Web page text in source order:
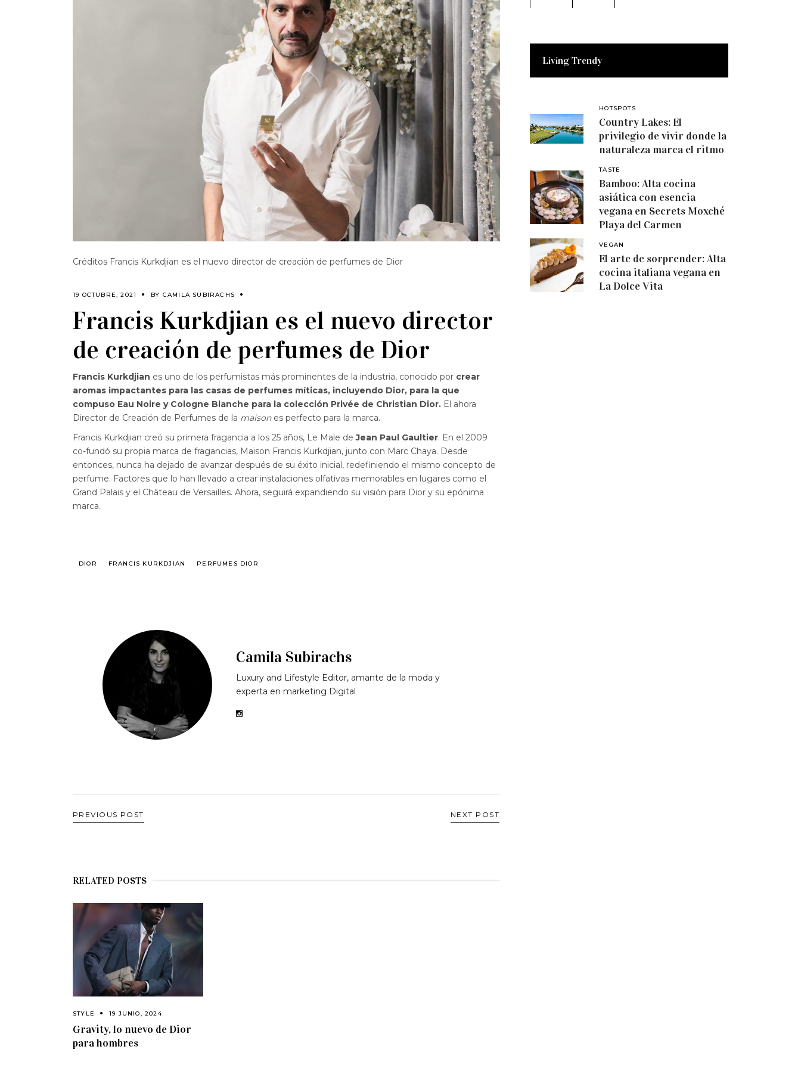
Créditos Francis Kurkdjian es el nuevo director de creación de perfumes de Dior
19 OCTUBRE, 2021 BY CAMILA SUBIRACHS
Francis Kurkdjian es el nuevo director
de creación de perfumes de Dior
Francis Kurkdjian es uno de los perfumistas más prominentes de la industria, conocido por crear
aromas impactantes para las casas de perfumes míticas, incluyendo Dior, para la que
compuso Eau Noire y Cologne Blanche para la colección Privée de Christian Dior. El ahora
Director de Creación de Perfumes de la maisones perfecto para la marca.
Francis Kurkdjian creó su primera fragancia a los 25 años, Le Male deJean Paul Gaultier. En el 2009
co-fundó su propia marca de fragancias, Maison Francis Kurkdjian, junto con Marc Chaya. Desde
entonces, nunca ha dejado de avanzar después de su éxito inicial, redefiniendo el mismo concepto de
perfume. Factores que lo han llevado a crear instalaciones olfativas memorables en lugares como el
Grand Palais y el Château de Versailles. Ahora, seguirá expandiendo su visión para Dior y su epónima
marca.
DIOR FRANCIS KURKDJIAN PERFUMES DIOR
Camila Subirachs
Luxury and Lifestyle Editor, amante de la moda y
experta en marketing Digital
PREVIOUS POST NEXT POST
RELATED POSTS
STYLE 19 JUNIO, 2024
Gravity, lo nuevo de Dior
para hombres
Living Trendy
HOTSPOTS
Country Lakes: El
privilegio de vivir donde la
naturaleza marca el ritmo
TASTE
Bamboo: Alta cocina
asiática con esencia
vegana en Secrets Moxché
Playa del Carmen
VEGAN
El arte de sorprender: Alta
cocina italiana vegana en
La Dolce Vita